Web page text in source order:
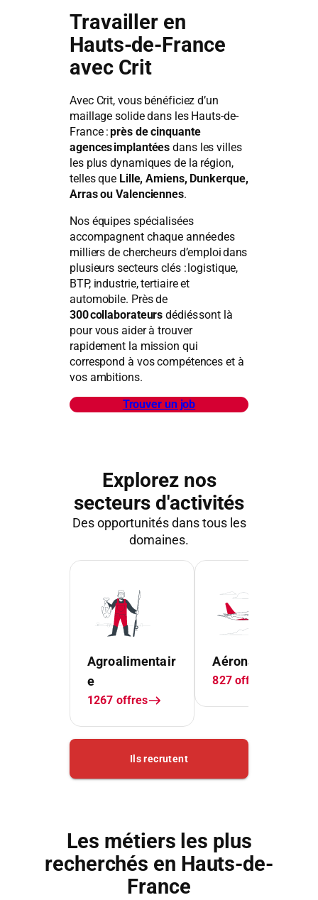
Travailler en
Hauts-de-France
avec Crit
Avec Crit, vous bénéficiez d’un
maillage solide dans les Hauts-de-
France :près de cinquante
agences implantées dans les villes
les plus dynamiques de la région,
telles que Lille, Amiens, Dunkerque,
Arras ou Valenciennes.
Nos équipes spécialisées
accompagnent chaque année des
milliers de chercheurs d’emploi dans
plusieurs secteurs clés : logistique,
BTP, industrie, tertiaire et
automobile. Près de
300 collaborateurs dédiés sont là
pour vous aider à trouver
rapidement la mission qui
correspond à vos compétences et à
vos ambitions.
Trouver un job
Les métiers les plus
recherchés en Hauts-de-
France